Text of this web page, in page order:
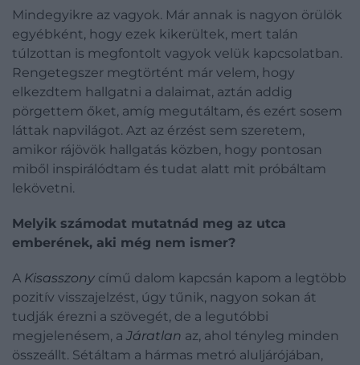
Mindegyikre az vagyok. Már annak is nagyon örülök
egyébként, hogy ezek kikerültek, mert talán
túlzottan is megfontolt vagyok velük kapcsolatban.
Rengetegszer megtörtént már velem, hogy
elkezdtem hallgatni a dalaimat, aztán addig
pörgettem őket, amíg megutáltam, és ezért sosem
láttak napvilágot. Azt az érzést sem szeretem,
amikor rájövök hallgatás közben, hogy pontosan
miből inspirálódtam és tudat alatt mit próbáltam
lekövetni.
Melyik számodat mutatnád meg az utca
emberének, aki még nem ismer?
A Kisasszony című dalom kapcsán kapom a legtöbb
pozitív visszajelzést, úgy tűnik, nagyon sokan át
tudják érezni a szövegét, de a legutóbbi
megjelenésem, aJáratlan az, ahol tényleg minden
összeállt. Sétáltam a hármas metró aluljárójában,